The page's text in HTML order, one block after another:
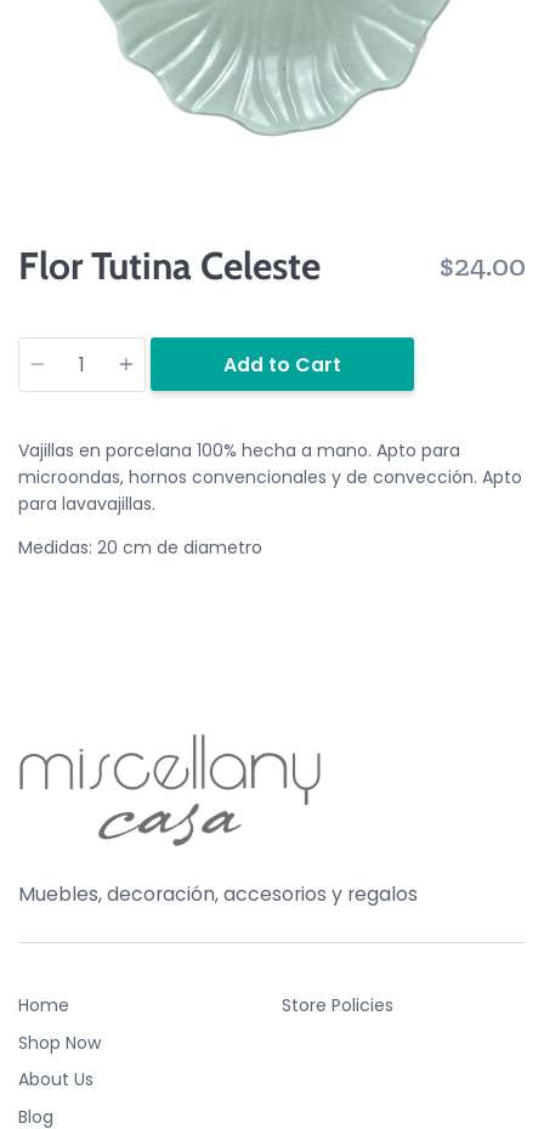
Flor Tutina Celeste $24.00
Quantity
Add to Cart
Vajillas en porcelana 100% hecha a mano. Apto para
microondas, hornos convencionales y de convección. Apto
para lavavajillas.
Medidas: 20 cm de diametro
Muebles, decoración, accesorios y regalos
Home
Shop Now
About Us
Blog
Store Policies